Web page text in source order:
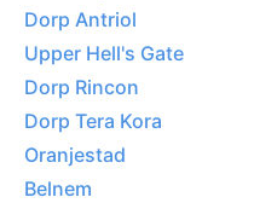
Dorp Antriol
Upper Hell's Gate
Dorp Rincon
Dorp Tera Kora
Oranjestad
Belnem